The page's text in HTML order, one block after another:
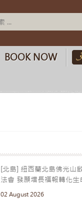
BOOK NOW
[北島] 紐西蘭北島佛光山
法會 發願增長福報轉化生
02 August 2026